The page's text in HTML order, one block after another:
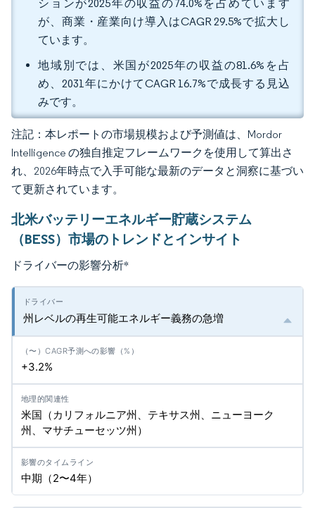
ションが2025年の収益の74.0%を占めています
が、商業・産業向け導入はCAGR 29.5%で拡大し
ています。
地域別では、米国が2025年の収益の81.6%を占
め、2031年にかけてCAGR 16.7%で成長する見込
みです。
注記：本レポートの市場規模および予測値は、Mordor
Intelligence の独自推定フレームワークを使用して算出さ
れ、2026年時点で入手可能な最新のデータと洞察に基づい
て更新されています。
北米バッテリーエネルギー貯蔵システム
（BESS）市場のトレンドとインサイト
ドライバーの影響分析*
州レベルの再生可能エネルギー義務の急増
+3.2%
米国（カリフォルニア州、テキサス州、ニューヨーク
州、マサチューセッツ州）
中期（2〜4年）